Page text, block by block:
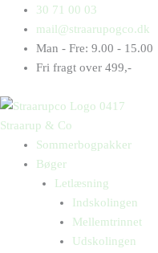
indholdet
30 71 00 03
mail@straarupogco.dk
Man - Fre: 9.00 - 15.00
Fri fragt over 499,-
Straarup & Co
Sommerbogpakker
Bøger
Letlæsning
Indskolingen
Mellemtrinnet
Udskolingen
Products
search
Products
search
Ulvetid